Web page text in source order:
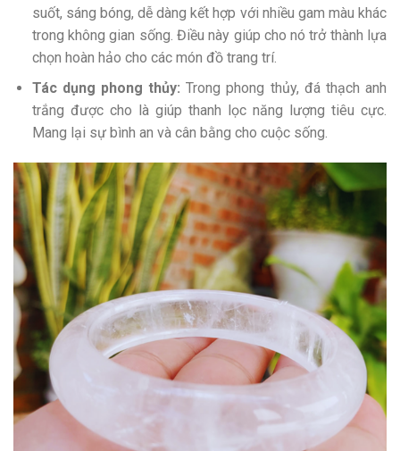
suốt, sáng bóng, dễ dàng kết hợp với nhiều gam màu khác
trong không gian sống. Điều này giúp cho nó trở thành lựa
chọn hoàn hảo cho các món đồ trang trí.
Tác dụng phong thủy: Trong phong thủy, đá thạch anh
trắng được cho là giúp thanh lọc năng lượng tiêu cực.
Mang lại sự bình an và cân bằng cho cuộc sống.